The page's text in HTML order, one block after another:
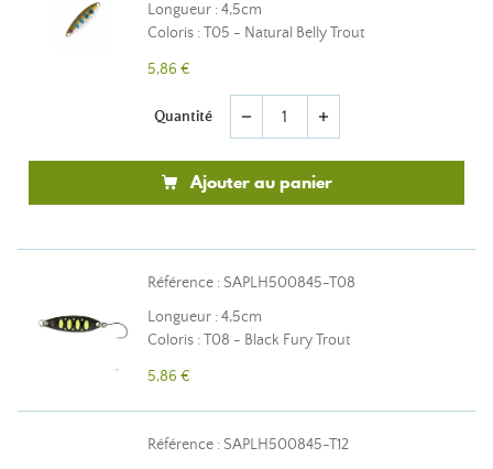
Longueur : 4,5cm
Coloris : T05 - Natural Belly Trout
5,86 €
Quantité remove add
Ajouter au panier
Référence : SAPLH500845-T08
Longueur : 4,5cm
Coloris : T08 - Black Fury Trout
5,86 €
Référence : SAPLH500845-T12